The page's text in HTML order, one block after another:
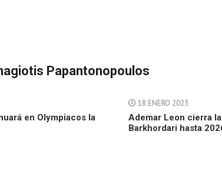
Papantonopoulos
en Olympiacos la
18 ENERO 2023
Ademar Leon cierra
Barkhordari hasta